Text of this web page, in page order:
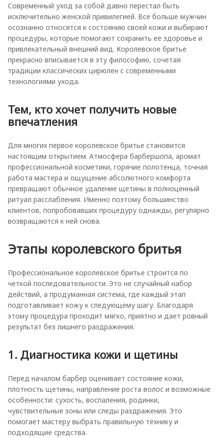
Современный уход за собой давно перестал быть
исключительно женской привилегией. Все больше мужчин
осознанно относятся к состоянию своей кожи и выбирают
процедуры, которые помогают сохранить ее здоровье и
привлекательный внешний вид. Королевское бритье
прекрасно вписывается в эту философию, сочетая
традиции классических цирюлен с современными
технологиями ухода.
Тем, кто хочет получить новые
впечатления
Для многих первое королевское бритье становится
настоящим открытием. Атмосфера барбершопа, аромат
профессиональной косметики, горячие полотенца, точная
работа мастера и ощущение абсолютного комфорта
превращают обычное удаление щетины в полноценный
ритуал расслабления. Именно поэтому большинство
клиентов, попробовавших процедуру однажды, регулярно
возвращаются к ней снова.
Этапы королевского бритья
Профессиональное королевское бритье строится по
четкой последовательности. Это не случайный набор
действий, а продуманная система, где каждый этап
подготавливает кожу к следующему шагу. Благодаря
этому процедура проходит мягко, приятно и дает ровный
результат без лишнего раздражения.
1. Диагностика кожи и щетины
Перед началом барбер оценивает состояние кожи,
плотность щетины, направление роста волос и возможные
особенности: сухость, воспаления, родинки,
чувствительные зоны или следы раздражения. Это
помогает мастеру выбрать правильную технику и
подходящие средства.